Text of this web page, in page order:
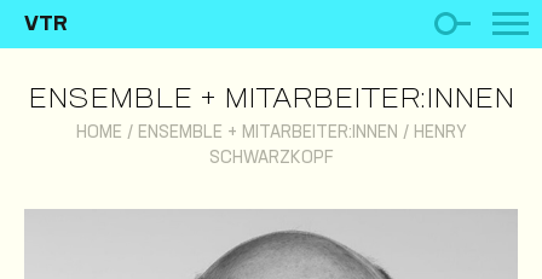
VTR
ENSEMBLE + MITARBEITER:INNEN
HOME / ENSEMBLE + MITARBEITER:INNEN / HENRY
SCHWARZKOPF